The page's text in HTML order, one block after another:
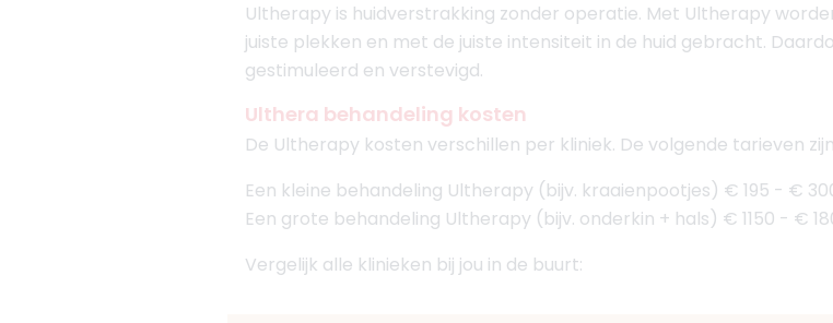
Ultherapy is huidverstrakking zonder operatie. Met Ultherapy
juiste plekken en met de juiste intensiteit in de huid gebracht.
gestimuleerd en verstevigd.
Ulthera behandeling kosten
De Ultherapy kosten verschillen per kliniek. De volgende tarieven
Een kleine behandeling Ultherapy (bijv. kraaienpootjes) € 195 - €
Een grote behandeling Ultherapy (bijv. onderkin + hals) € 1150 - €
Vergelijk alle klinieken bij jou in de buurt: